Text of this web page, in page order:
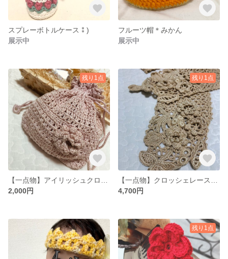
スプレーボトルケース⁑)
展示中
フルーツ帽＊みかん
展示中
残り1点
2,000円
残り1点
4,700円
残り1点